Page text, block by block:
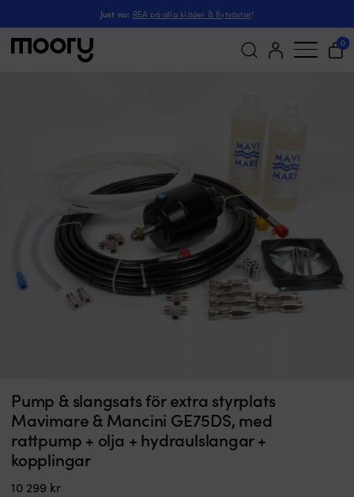
Just nu: REA på alla kläder & flytvästar!
0
Pump & slangsats för extra styrplats
Mavimare & Mancini GE75DS, med
rattpump + olja + hydraulslangar +
kopplingar
10 299 kr